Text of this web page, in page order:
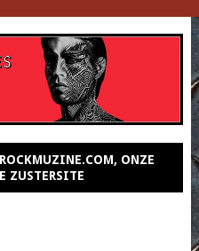
ONZE
ZUSTERSITE